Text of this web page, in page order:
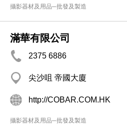
攝影器材及用品─批發及製造
滿華有限公司
2375 6886
尖沙咀 帝國大廈
http://COBAR.COM.HK
攝影器材及用品─批發及製造